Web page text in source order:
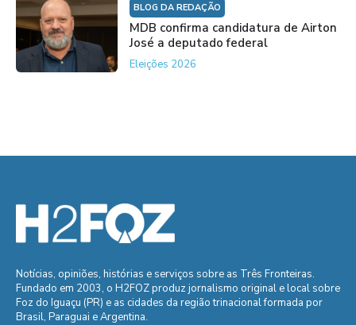
BLOG DA REDAÇÃO
MDB confirma candidatura de Airton
José a deputado federal
Eleições 2026
Notícias, opiniões, histórias e serviços sobre as Três Fronteiras.
Fundado em 2003, o H2FOZ produz jornalismo original e local sobre
Foz do Iguaçu (PR) e as cidades da região trinacional formada por
Brasil, Paraguai e Argentina.